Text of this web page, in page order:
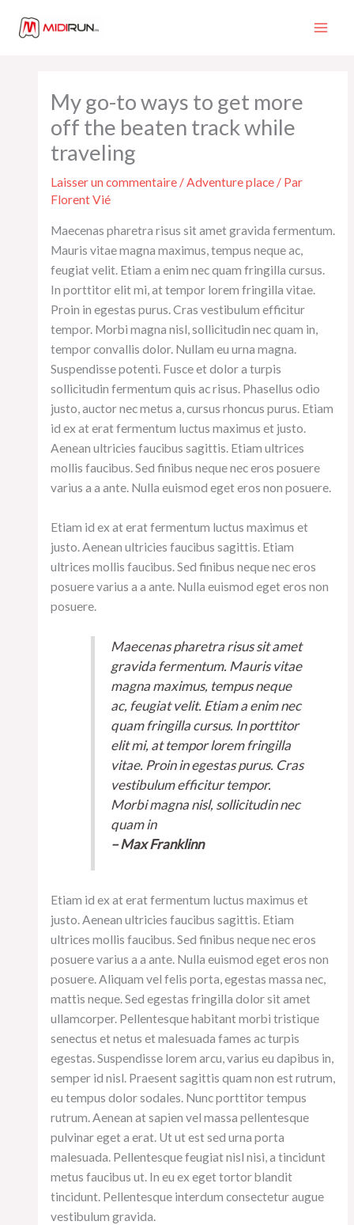
My go-to ways to get more
off the beaten track while
traveling
Laisser un commentaire /Adventure place/ Par
Florent Vié
Maecenas pharetra risus sit amet gravida fermentum.
Mauris vitae magna maximus, tempus neque ac,
feugiat velit. Etiam a enim nec quam fringilla cursus.
In porttitor elit mi, at tempor lorem fringilla vitae.
Proin in egestas purus. Cras vestibulum efficitur
tempor. Morbi magna nisl, sollicitudin nec quam in,
tempor convallis dolor. Nullam eu urna magna.
Suspendisse potenti. Fusce et dolor a turpis
sollicitudin fermentum quis ac risus. Phasellus odio
justo, auctor nec metus a, cursus rhoncus purus. Etiam
id ex at erat fermentum luctus maximus et justo.
Aenean ultricies faucibus sagittis. Etiam ultrices
mollis faucibus. Sed finibus neque nec eros posuere
varius a a ante. Nulla euismod eget eros non posuere.
Etiam id ex at erat fermentum luctus maximus et
justo. Aenean ultricies faucibus sagittis. Etiam
ultrices mollis faucibus. Sed finibus neque nec eros
posuere varius a a ante. Nulla euismod eget eros non
posuere.
Maecenas pharetra risus sit amet
gravida fermentum. Mauris vitae
magna maximus, tempus neque
ac, feugiat velit. Etiam a enim nec
quam fringilla cursus. In porttitor
elit mi, at tempor lorem fringilla
vitae. Proin in egestas purus. Cras
vestibulum efficitur tempor.
Morbi magna nisl, sollicitudin nec
quam in
– Max Franklinn
Etiam id ex at erat fermentum luctus maximus et
justo. Aenean ultricies faucibus sagittis. Etiam
ultrices mollis faucibus. Sed finibus neque nec eros
posuere varius a a ante. Nulla euismod eget eros non
posuere. Aliquam vel felis porta, egestas massa nec,
mattis neque. Sed egestas fringilla dolor sit amet
ullamcorper. Pellentesque habitant morbi tristique
senectus et netus et malesuada fames ac turpis
egestas. Suspendisse lorem arcu, varius eu dapibus in,
semper id nisl. Praesent sagittis quam non est rutrum,
eu tempus dolor sodales. Nunc porttitor tempus
rutrum. Aenean at sapien vel massa pellentesque
pulvinar eget a erat. Ut ut est sed urna porta
malesuada. Pellentesque feugiat nisl nisi, a tincidunt
metus faucibus ut. In eu ex eget tortor blandit
tincidunt. Pellentesque interdum consectetur augue
vestibulum gravida.